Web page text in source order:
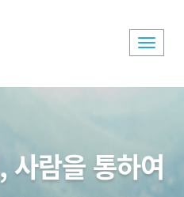
Toggle
사람을 통하여